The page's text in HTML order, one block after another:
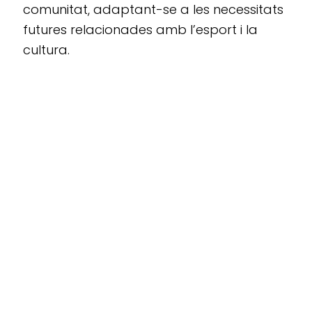
comunitat, adaptant-se a les necessitats
futures relacionades amb l’esport i la
cultura.